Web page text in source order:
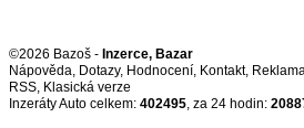
©2026 Bazoš - Inzerce, Bazar
Nápověda, Dotazy, Hodnocení, Kontakt,
RSS,
Inzeráty Auto celkem: 402495, za 24 hodin: